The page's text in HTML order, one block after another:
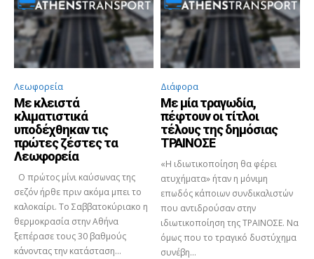
Λεωφορεία
Με κλειστά
κλιματιστικά
υποδέχθηκαν τις
πρώτες ζέστες τα
Λεωφορεία
σεζόν ήρθε πριν ακόμα μπει το
καλοκαίρι. Το Σαββατοκύριακο η
θερμοκρασία στην Αθήνα
ξεπέρασε τους 30 βαθμούς
κάνοντας την κατάσταση...
Διάφορα
Με μία τραγωδία,
πέφτουν οι τίτλοι
τέλους της δημόσιας
ΤΡΑΙΝΟΣΕ
«Η ιδιωτικοποίηση θα φέρει
ατυχήματα» ήταν η μόνιμη
επωδός κάποιων συνδικαλιστών
που αντιδρούσαν στην
ιδιωτικοποίηση της ΤΡΑΙΝΟΣΕ. Να
όμως που το τραγικό δυστύχημα
συνέβη...